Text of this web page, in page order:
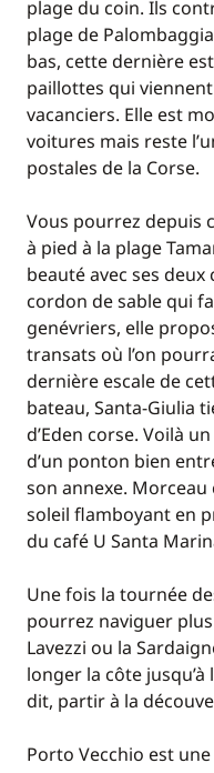
plage du coin. Ils
plage de
bas, cette dernière
paillottes qui
vacanciers. Elle est
voitures mais reste
postales de la Corse.
Vous pourrez depuis
à pied à la plage
beauté avec ses
cordon de sable qui
genévriers, elle
transats où l’on
dernière escale de
bateau, Santa-Giulia
d’Eden corse. Voilà
d’un ponton bien
son annexe.
soleil flamboyant en
du café U Santa
Une fois la tournée
pourrez naviguer
Lavezzi ou la
longer la côte jusqu’à
dit, partir à la
Porto Vecchio est